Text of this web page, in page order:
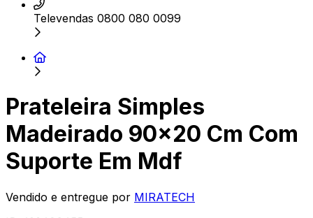
Televendas 0800 080 0099
Prateleira Simples
Madeirado 90x20 Cm Com
Suporte Em Mdf
Vendido e entregue por MIRATECH